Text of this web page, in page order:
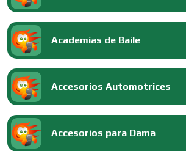
Academias de Baile
Accesorios Automotrices
Accesorios para Dama